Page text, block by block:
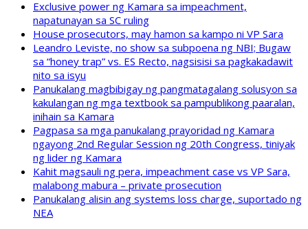
Exclusive power ng Kamara sa impeachment,
napatunayan sa SC ruling
House prosecutors, may hamon sa kampo ni VP Sara
Leandro Leviste, no show sa subpoena ng NBI; Bugaw
sa “honey trap” vs. ES Recto, nagsisisi sa pagkakadawit
nito sa isyu
Panukalang magbibigay ng pangmatagalang solusyon sa
kakulangan ng mga textbook sa pampublikong paaralan,
inihain sa Kamara
Pagpasa sa mga panukalang prayoridad ng Kamara
ngayong 2nd Regular Session ng 20th Congress, tiniyak
ng lider ng Kamara
Kahit magsauli ng pera, impeachment case vs VP Sara,
malabong mabura – private prosecution
Panukalang alisin ang systems loss charge, suportado ng
NEA